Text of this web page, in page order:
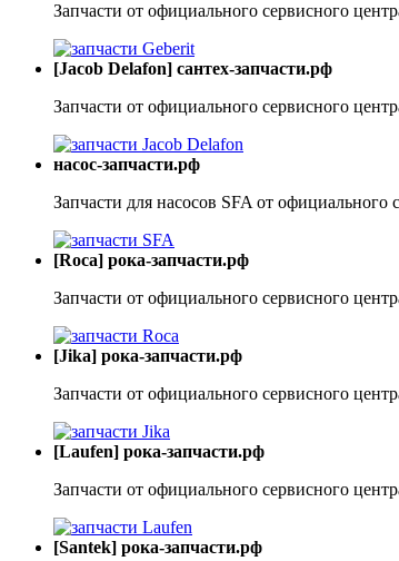
Запчасти от официального сервисного
[Jacob Delafon] сантех-запчасти.рф
Запчасти от официального сервисного
насос-запчасти.рф
Запчасти для насосов SFA от официального
[Roca] рока-запчасти.рф
Запчасти от официального сервисного
[Jika] рока-запчасти.рф
Запчасти от официального сервисного
[Laufen] рока-запчасти.рф
Запчасти от официального сервисного
[Santek] рока-запчасти.рф